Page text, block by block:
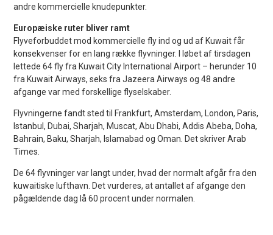
andre kommercielle knudepunkter.
Europæiske ruter bliver ramt
Flyveforbuddet mod kommercielle fly ind og ud af Kuwait får
konsekvenser for en lang række flyvninger. I løbet af tirsdagen
lettede 64 fly fra Kuwait City International Airport – herunder 10
fra Kuwait Airways, seks fra Jazeera Airways og 48 andre
afgange var med forskellige flyselskaber.
Flyvningerne fandt sted til Frankfurt, Amsterdam, London, Paris,
Istanbul, Dubai, Sharjah, Muscat, Abu Dhabi, Addis Abeba, Doha,
Bahrain, Baku, Sharjah, Islamabad og Oman. Det skriver Arab
Times.
De 64 flyvninger var langt under, hvad der normalt afgår fra den
kuwaitiske lufthavn. Det vurderes, at antallet af afgange den
pågældende dag lå 60 procent under normalen.